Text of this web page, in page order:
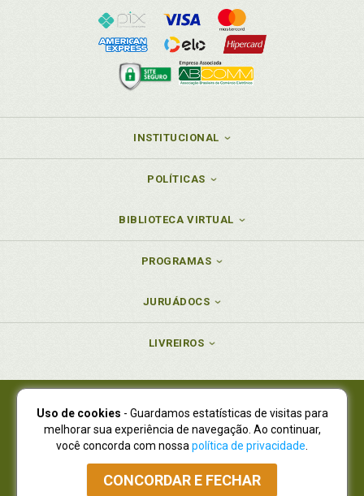
INSTITUCIONAL
POLÍTICAS
BIBLIOTECA VIRTUAL
PROGRAMAS
JURUÁDOCS
LIVREIROS
Juruá Editora Ltda., CNPJ 77.535.508/0001-19
Juruá Informática Ltda., CNPJ 01.701.561/0001-80
NOVO ENDEREÇO:R. Flávio Dallegrave, 7665, São Lourenço |
Curitiba - Paraná - CEP 82210-310
Atendimento: (41) 4009-3900|Vendas Atacado: (41) 4009-3939
Uso de cookies - Guardamos estatísticas de visitas para
melhorar sua experiência de navegação. Ao continuar,
você concorda com nossa política de privacidade
CONCORDAR E FECHAR